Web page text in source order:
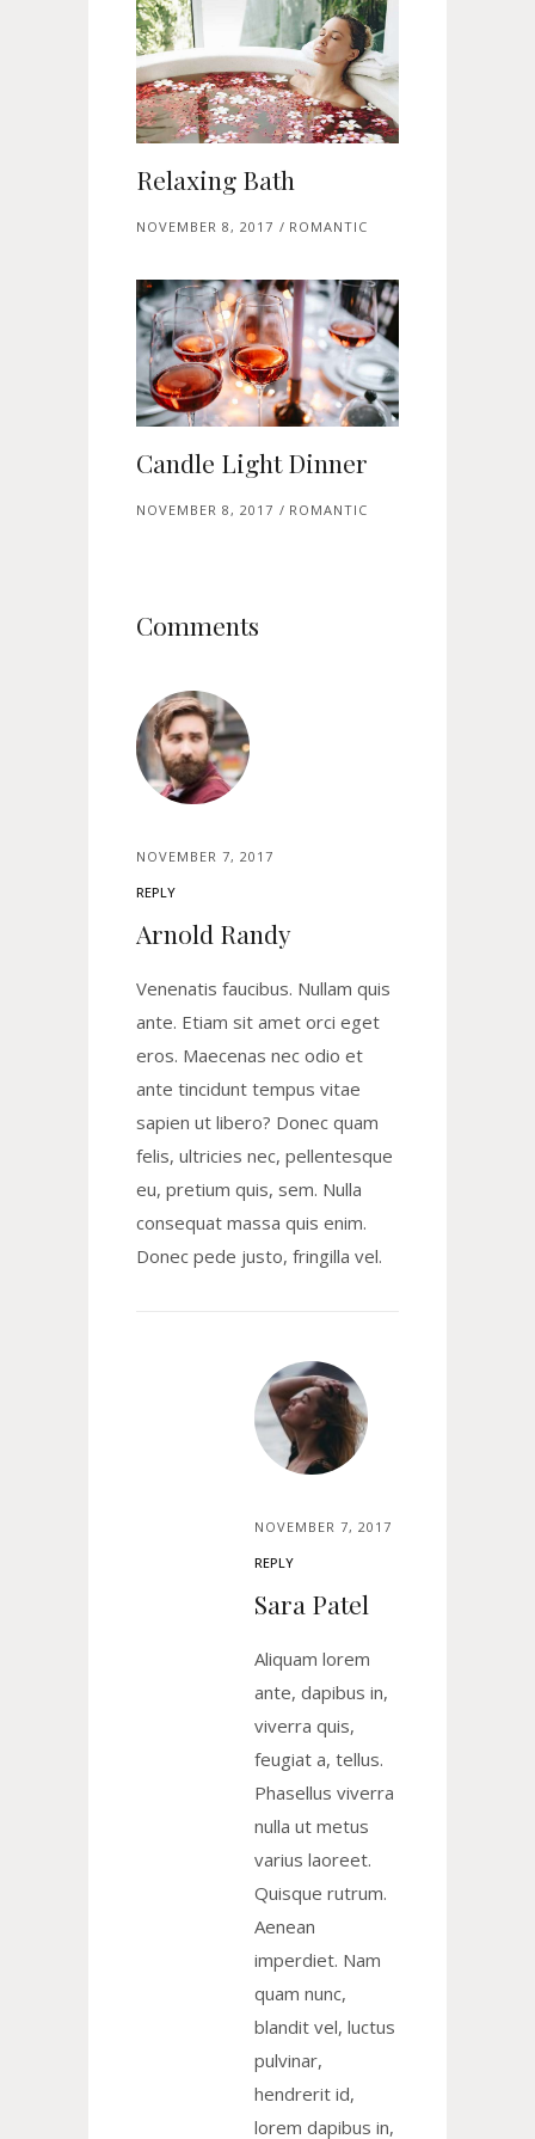
Relaxing Bath
NOVEMBER 8, 2017 ROMANTIC
Candle Light Dinner
NOVEMBER 8, 2017 ROMANTIC
Comments
NOVEMBER 7, 2017
REPLY
Arnold Randy
Venenatis faucibus. Nullam quis
ante. Etiam sit amet orci eget
eros. Maecenas nec odio et
ante tincidunt tempus vitae
sapien ut libero? Donec quam
felis, ultricies nec, pellentesque
eu, pretium quis, sem. Nulla
consequat massa quis enim.
Donec pede justo, fringilla vel.
NOVEMBER 7, 2017
REPLY
Sara Patel
Aliquam lorem
ante, dapibus in,
viverra quis,
feugiat a, tellus.
Phasellus viverra
nulla ut metus
varius laoreet.
Quisque rutrum.
Aenean
imperdiet. Nam
quam nunc,
blandit vel, luctus
pulvinar,
hendrerit id,
lorem dapibus in,